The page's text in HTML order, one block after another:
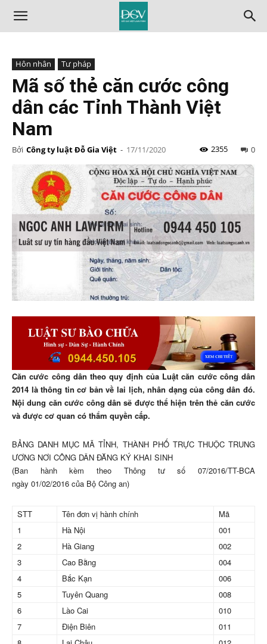
Hôn nhân Tư pháp
Mã số thẻ căn cước công
dân các Tỉnh Thành Việt
Nam
Bởi Công ty luật Đỗ Gia Việt - 17/11/2020 0
2355
Căn cước công dân theo quy định của Luật căn cước công dân
2014 là thông tin cơ bản về lai lịch, nhân dạng của công dân đó.
Nội dung căn cước công dân sẽ được thể hiện trên thẻ căn cước
và được cơ quan có thẩm quyền cấp.
BẢNG DANH MỤC MÃ TỈNH, THÀNH PHỐ TRỰC THUỘC TRUNG
ƯƠNG NƠI CÔNG DÂN ĐĂNG KÝ KHAI SINH
(Ban hành kèm theo Thông tư số 07/2016/TT-BCA
ngày 01/02/2016 của Bộ Công an)
STT Tên đơn vị hành chính
Mã
1
Hà Nội
001
2
Hà Giang
002
3
Cao Bằng
004
4
Bắc Kạn
006
5
Tuyên Quang
008
6
Lào Cai
010
7
Điện Biên
011